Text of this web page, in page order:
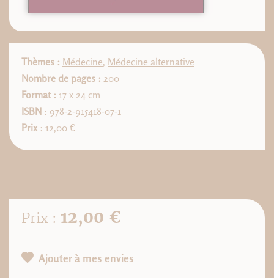
Thèmes : Médecine, Médecine alternative
Nombre de pages : 200
Format : 17 x 24 cm
ISBN : 978-2-915418-07-1
Prix: 12,00 €
Prix : 12,00 €
Ajouter à mes envies